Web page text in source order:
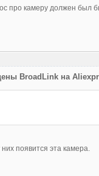
про камеру должен был
BroadLink на
появится эта камера.